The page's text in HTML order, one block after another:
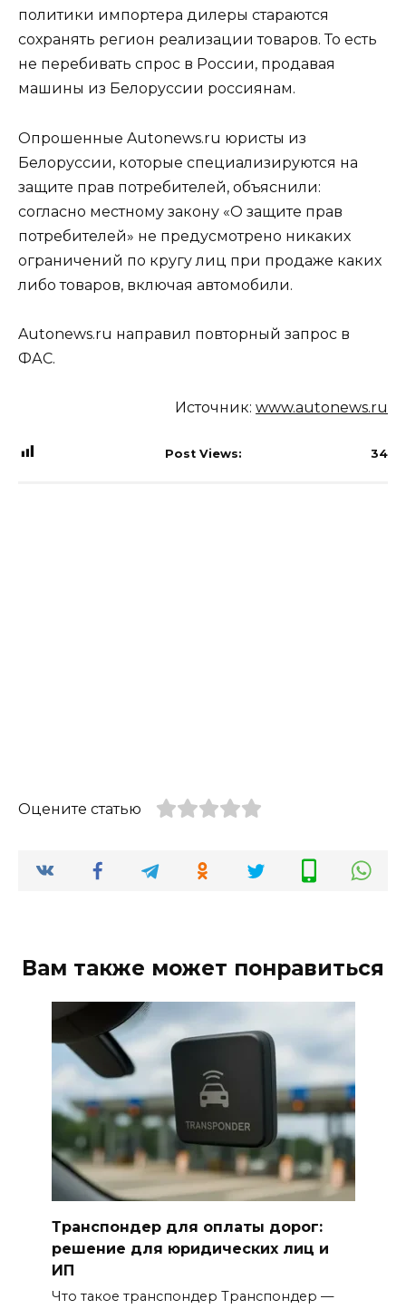
политики импортера дилеры стараются
сохранять регион реализации товаров. То есть
не перебивать спрос в России, продавая
машины из Белоруссии россиянам.
Опрошенные Autonews.ru юристы из
Белоруссии, которые специализируются на
защите прав потребителей, объяснили:
согласно местному закону «О защите прав
потребителей» не предусмотрено никаких
ограничений по кругу лиц при продаже каких
либо товаров, включая автомобили.
Autonews.ru направил повторный запрос в
ФАС.
Источник: www.autonews.ru
Post Views: 34
Оцените статью
Вам также может понравиться
Транспондер для оплаты дорог:
решение для юридических лиц и
ИП
Что такое транспондер Транспондер —